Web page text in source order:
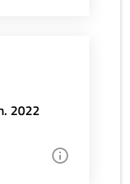
2022